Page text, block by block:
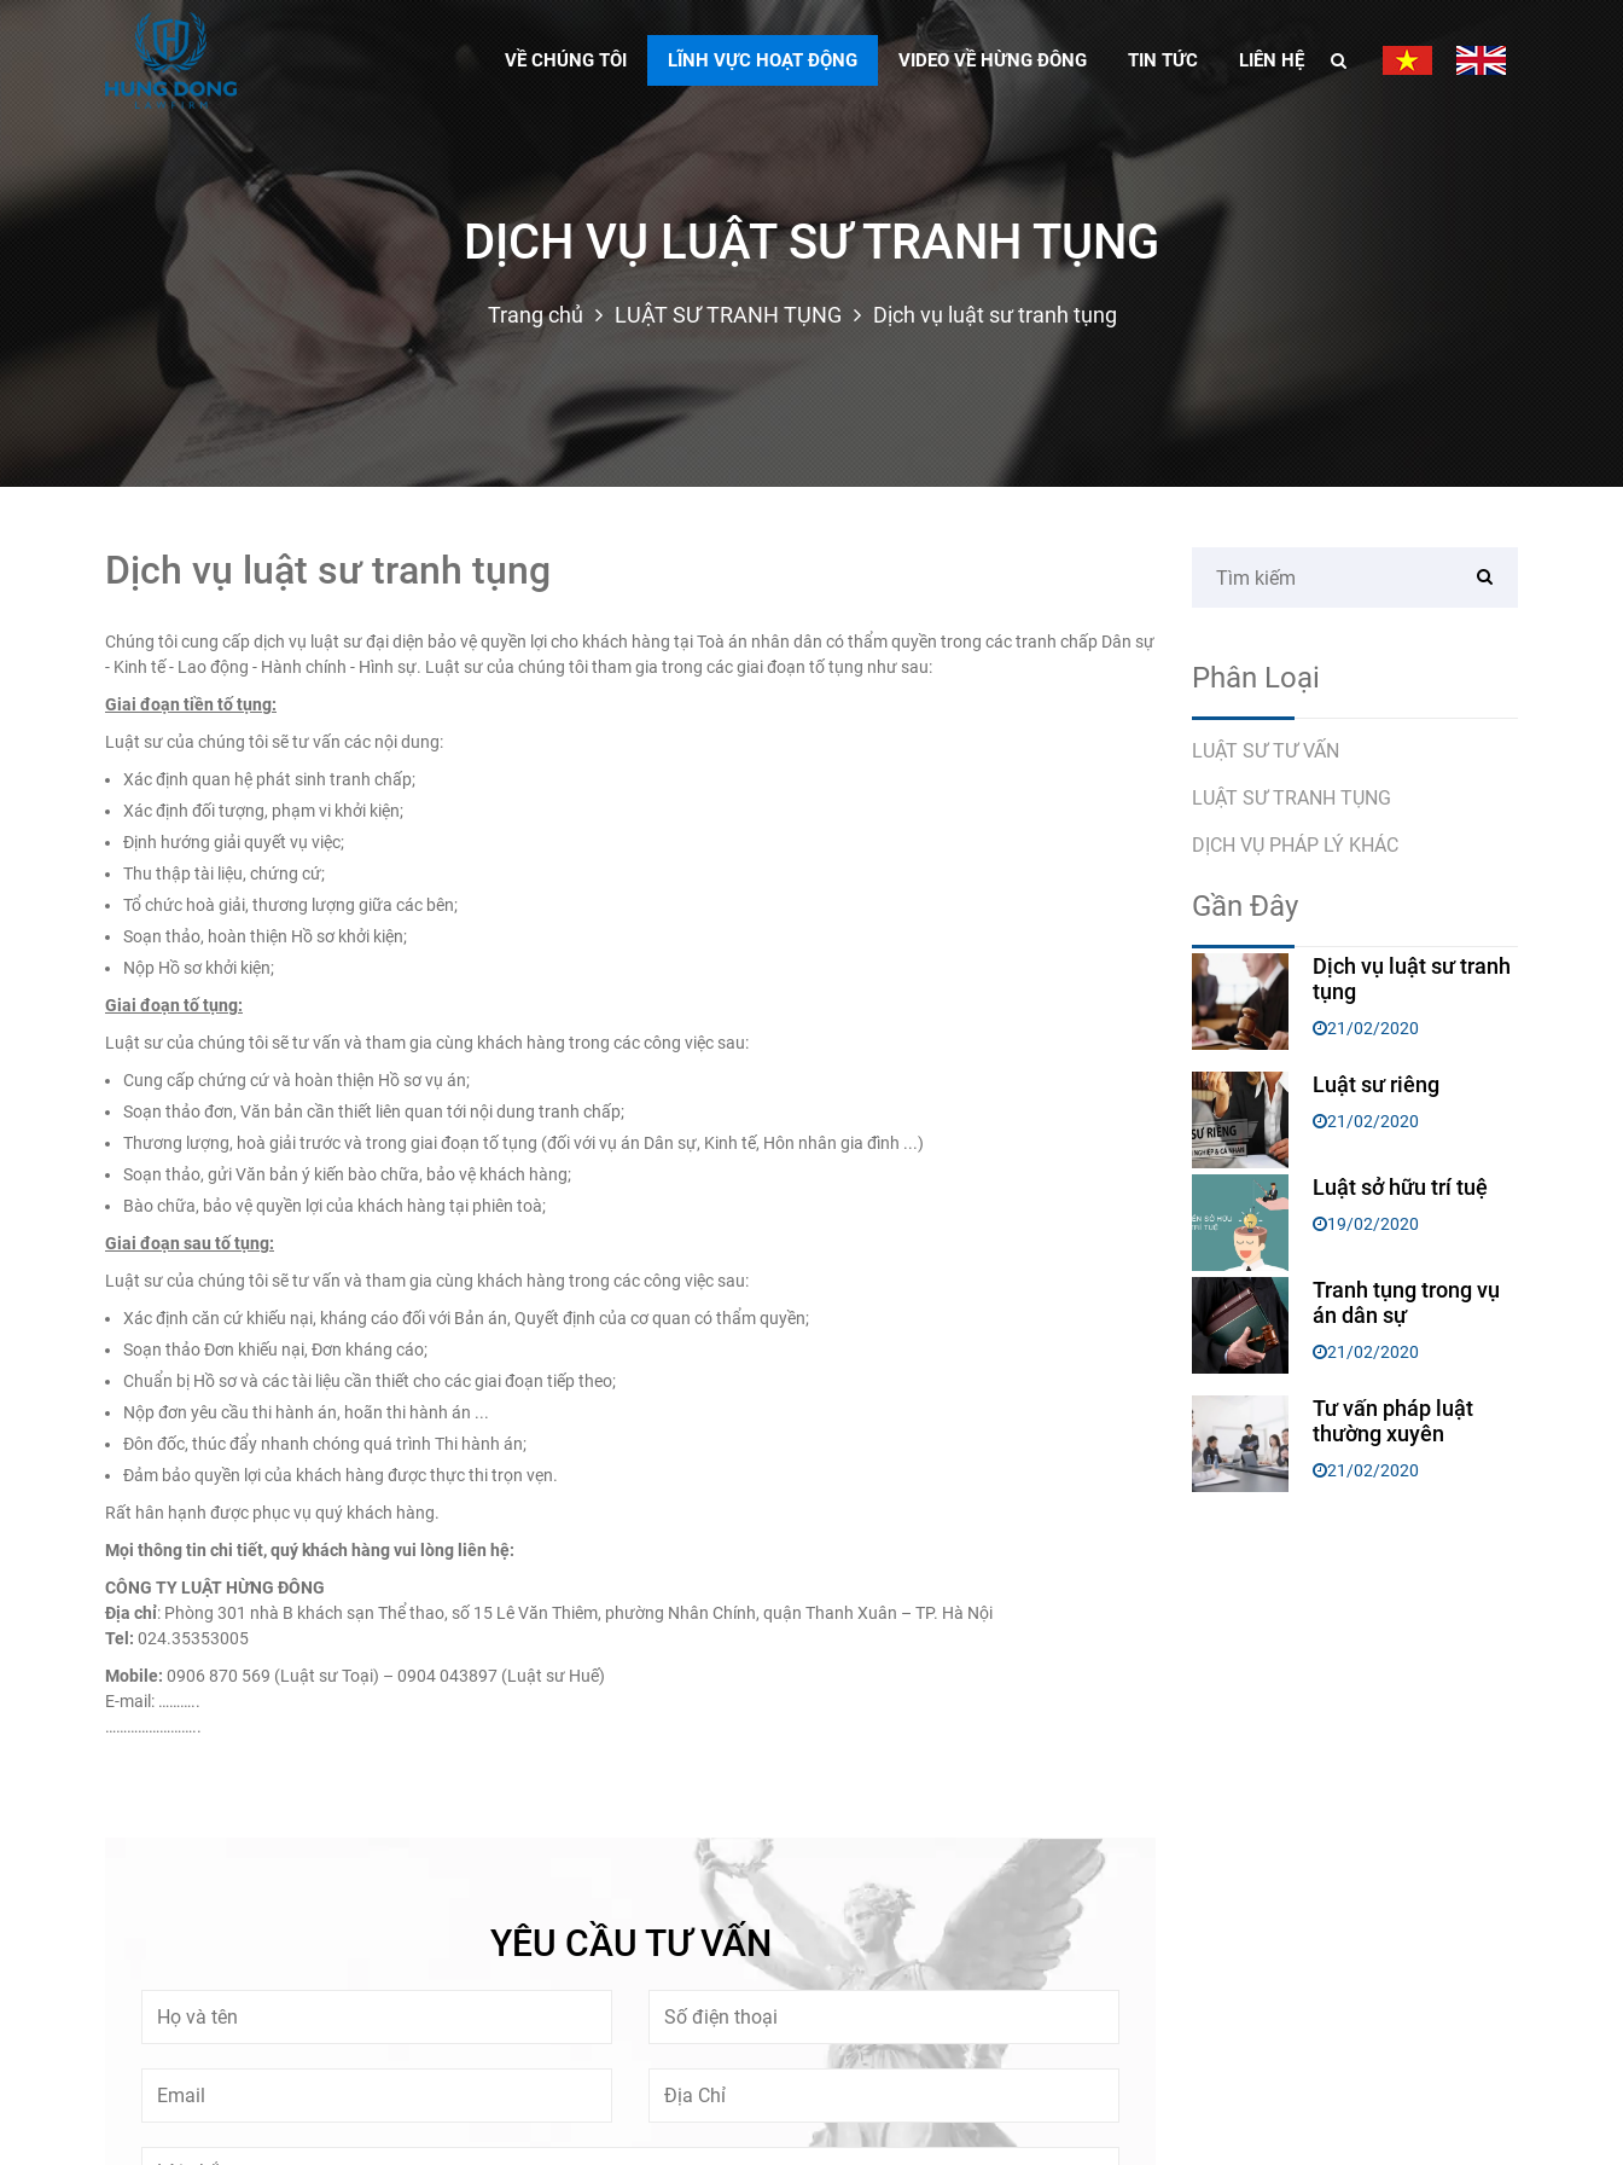
VỀ CHÚNG TÔI LĨNH VỰC HOẠT ĐỘNG VIDEO VỀ HỪNG ĐÔNG TIN TỨC LIÊN HỆ
DỊCH VỤ LUẬT SƯ TRANH TỤNG
Trang chủ LUẬT SƯ TRANH TỤNG Dịch vụ luật sư tranh tụng
Dịch vụ luật sư tranh tụng
Chúng tôi cung cấp dịch vụ luật sư đại diện bảo vệ quyền lợi cho khách hàng tại Toà án nhân dân có thẩm quyền trong các tranh chấp Dân sự
- Kinh tế - Lao động - Hành chính - Hình sự. Luật sư của chúng tôi tham gia trong các giai đoạn tố tụng như sau:
Giai đoạn tiền tố tụng:
Luật sư của chúng tôi sẽ tư vấn các nội dung:
Xác định quan hệ phát sinh tranh chấp;
Xác định đối tượng, phạm vi khởi kiện;
Định hướng giải quyết vụ việc;
Thu thập tài liệu, chứng cứ;
Tổ chức hoà giải, thương lượng giữa các bên;
Soạn thảo, hoàn thiện Hồ sơ khởi kiện;
Nộp Hồ sơ khởi kiện;
Giai đoạn tố tụng:
Luật sư của chúng tôi sẽ tư vấn và tham gia cùng khách hàng trong các công việc sau:
Cung cấp chứng cứ và hoàn thiện Hồ sơ vụ án;
Soạn thảo đơn, Văn bản cần thiết liên quan tới nội dung tranh chấp;
Thương lượng, hoà giải trước và trong giai đoạn tố tụng (đối với vụ án Dân sự, Kinh tế, Hôn nhân gia đình ...)
Soạn thảo, gửi Văn bản ý kiến bào chữa, bảo vệ khách hàng;
Bào chữa, bảo vệ quyền lợi của khách hàng tại phiên toà;
Giai đoạn sau tố tụng:
Luật sư của chúng tôi sẽ tư vấn và tham gia cùng khách hàng trong các công việc sau:
Xác định căn cứ khiếu nại, kháng cáo đối với Bản án, Quyết định của cơ quan có thẩm quyền;
Soạn thảo Đơn khiếu nại, Đơn kháng cáo;
Chuẩn bị Hồ sơ và các tài liệu cần thiết cho các giai đoạn tiếp theo;
Nộp đơn yêu cầu thi hành án, hoãn thi hành án ...
Đôn đốc, thúc đẩy nhanh chóng quá trình Thi hành án;
Đảm bảo quyền lợi của khách hàng được thực thi trọn vẹn.
Rất hân hạnh được phục vụ quý khách hàng.
Mọi thông tin chi tiết, quý khách hàng vui lòng liên hệ:
CÔNG TY LUẬT HỪNG ĐÔNG
Địa chỉ: Phòng 301 nhà B khách sạn Thể thao, số 15 Lê Văn Thiêm, phường Nhân Chính, quận Thanh Xuân – TP. Hà Nội
Tel: 024.35353005
Mobile: 0906 870 569 (Luật sư Toại) – 0904 043897 (Luật sư Huế)
E-mail: ………..
……………………..
YÊU CẦU TƯ VẤN
Phân Loại
LUẬT SƯ TƯ VẤN
LUẬT SƯ TRANH TỤNG
DỊCH VỤ PHÁP LÝ KHÁC
Gần Đây
Dịch vụ luật sư tranh
tụng
21/02/2020
Luật sư riêng
21/02/2020
Luật sở hữu trí tuệ
19/02/2020
Tranh tụng trong vụ
án dân sự
21/02/2020
Tư vấn pháp luật
thường xuyên
21/02/2020